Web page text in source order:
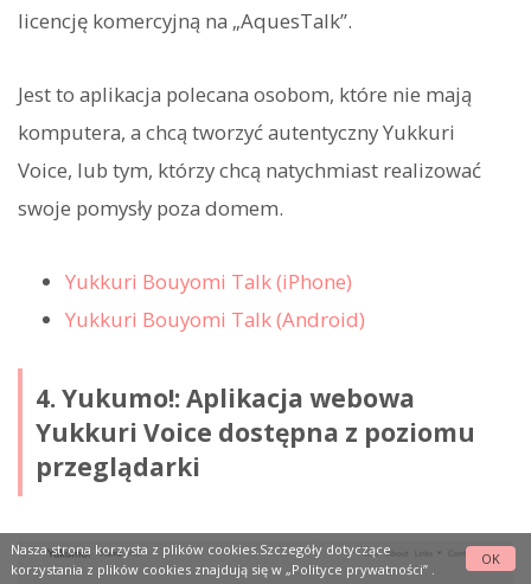
licencję komercyjną na „AquesTalk”.
Jest to aplikacja polecana osobom, które nie mają
komputera, a chcą tworzyć autentyczny Yukkuri
Voice, lub tym, którzy chcą natychmiast realizować
swoje pomysły poza domem.
Yukkuri Bouyomi Talk (iPhone)
Yukkuri Bouyomi Talk (Android)
4. Yukumo!: Aplikacja webowa
Yukkuri Voice dostępna z poziomu
przeglądarki
Nasza strona korzysta z plików cookies.Szczegóły dotyczące
korzystania z plików cookies znajdują się w „Polityce prywatności”.
OK